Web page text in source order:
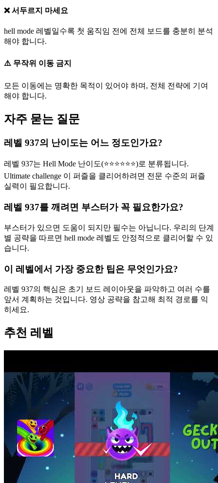
❌ 서두르지 마세요
hell mode 레벨일수록 첫 움직임 전에 전체 보드를 충분히 분석
해야 합니다.
⚠️ 무작위 이동 금지
모든 이동에는 명확한 목적이 있어야 하며, 전체 전략에 기여
해야 합니다.
자주 묻는 질문
레벨 937의 난이도는 어느 정도인가요?
레벨 937는 Hell Mode 난이도(⭐⭐⭐⭐⭐⭐)로 분류됩니다.
Ultimate challenge 이 퍼즐을 클리어하려면 전문 수준의 퍼즐
실력이 필요합니다.
레벨 937를 깨려면 부스터가 꼭 필요한가요?
부스터가 있으면 도움이 되지만 필수는 아닙니다. 우리의 단계
별 공략을 따르면 hell mode 레벨도 안정적으로 클리어할 수 있
습니다.
이 레벨에서 가장 중요한 팁은 무엇인가요?
레벨 937의 핵심은 초기 보드 레이아웃을 파악하고 여러 수를
앞서 계획하는 것입니다. 영상 공략을 참고해 최적 경로를 익
히세요.
추천 레벨